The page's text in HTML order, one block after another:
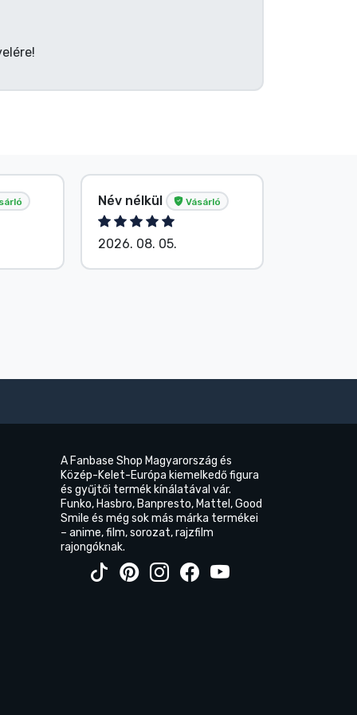
Név nélkül Vásárló
2026. 08. 05.
A Fanbase Shop Magyarország és
Közép-Kelet-Európa kiemelkedő figura
és gyűjtői termék kínálatával vár.
Funko, Hasbro, Banpresto, Mattel, Good
Smile és még sok más márka termékei
– anime, film, sorozat, rajzfilm
rajongóknak.